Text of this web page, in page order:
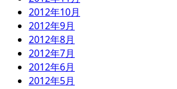
2012年10月
2012年9月
2012年8月
2012年7月
2012年6月
2012年5月